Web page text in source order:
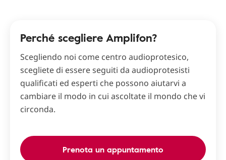
Perché scegliere Amplifon?
Scegliendo noi come centro audioprotesico,
scegliete di essere seguiti da audioprotesisti
qualificati ed esperti che possono aiutarvi a
cambiare il modo in cui ascoltate il mondo che vi
circonda.
Prenota un appuntamento